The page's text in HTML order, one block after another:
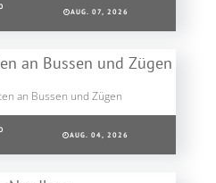
AUG. 07, 2026
an Bussen und Zügen
AUG. 04, 2026